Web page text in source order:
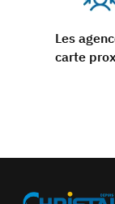
Les
carte